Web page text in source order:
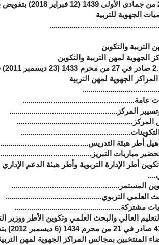
460.18 صادر في 25 من جمادى الأولى 1439 (12
الجهوية للتربية
التربية والتكوين
الجهوية لمهن التربية والتكوين
.
2 صادر في
الجهوية لمهن التربية
عامة.......................................................
وتسيير المركز.....................................................
المركز.........................................................
التكوينات......................................................
أطر هيئة التدريس...........................................
مباريات التبريز.............................................
أطر الإدارة التربوية وأطر هيئة الدعم الإداري
المستمر.....................................................
العلمي التربوي...............................................
مشتركة....................................................
العالي والبحث العلمي وتكوين الأطر ووزير
الوطنية رقم 4101.12 صادر
المنتخبين بمجالس المراكز الجهوية لمهن